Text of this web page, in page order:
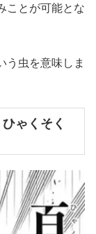
ことが可能とな
う虫を意味しま
ゃくそく